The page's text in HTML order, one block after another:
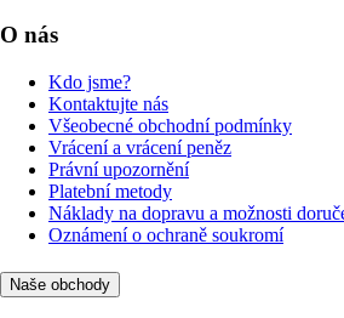
O nás
Kdo jsme?
Kontaktujte nás
Všeobecné obchodní podmínky
Vrácení a vrácení peněz
Právní upozornění
Platební metody
Náklady na dopravu a možnosti
Oznámení o ochraně soukromí
Naše obchody